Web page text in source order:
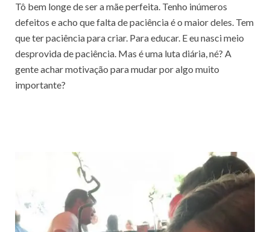
Tô bem longe de ser a mãe perfeita. Tenho inúmeros
defeitos e acho que falta de paciência é o maior deles. Tem
que ter paciência para criar. Para educar. E eu nasci meio
desprovida de paciência. Mas é uma luta diária, né? A
gente achar motivação para mudar por algo muito
importante?